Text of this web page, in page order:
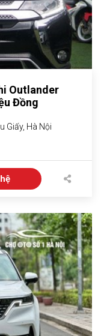
Outlander
Đồng
Giấy, Hà Nội